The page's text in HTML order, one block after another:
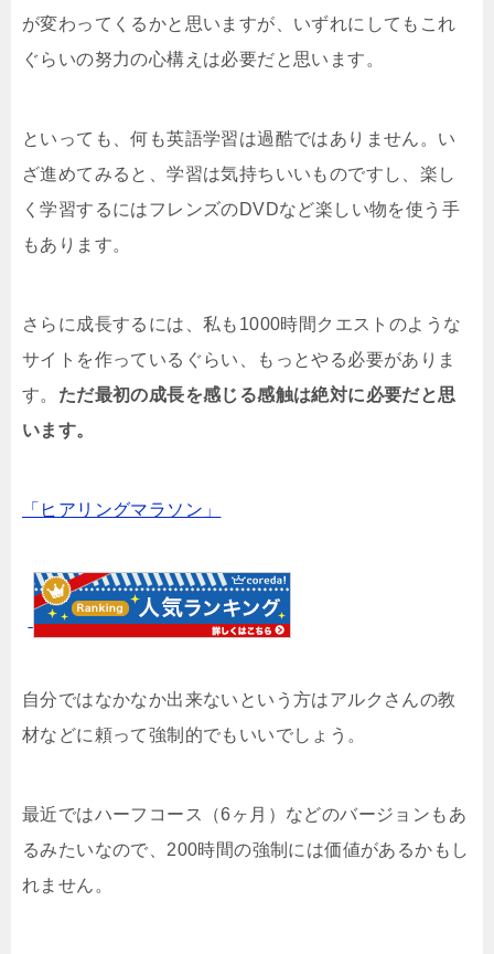
が変わってくるかと思いますが、いずれにしてもこれ
ぐらいの努力の心構えは必要だと思います。
といっても、何も英語学習は過酷ではありません。い
ざ進めてみると、学習は気持ちいいものですし、楽し
く学習するにはフレンズのDVDなど楽しい物を使う手
もあります。
さらに成長するには、私も1000時間クエストのような
サイトを作っているぐらい、もっとやる必要がありま
す。 ただ最初の成長を感じる感触は絶対に必要だと思
います。
「ヒアリングマラソン」
自分ではなかなか出来ないという方はアルクさんの教
材などに頼って強制的でもいいでしょう。
最近ではハーフコース（6ヶ月）などのバージョンもあ
るみたいなので、200時間の強制には価値があるかもし
れません。